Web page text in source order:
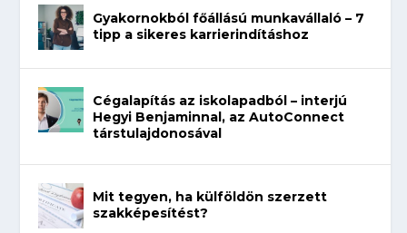
Gyakornokból főállású munkavállaló – 7
tipp a sikeres karrierindításhoz
Cégalapítás az iskolapadból – interjú
Hegyi Benjaminnal, az AutoConnect
társtulajdonosával
Mit tegyen, ha külföldön szerzett
szakképesítést?